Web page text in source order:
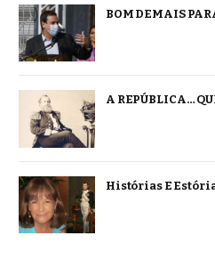
BOM DEMAIS
A REPÚBLICA…
Histórias E